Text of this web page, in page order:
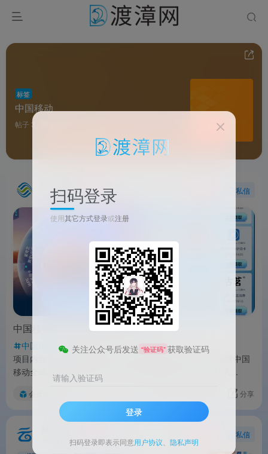
标签
中国移动
帖子 3
1个月前更新 2015次阅读
私信
中国移动全球通：领取视频会员月卡
中国移动
活动速览
项目内容活动名称中国移动全球通·领视频会员月卡活动品牌中国
移动全球通活动时间新一期（以活动页面显示为准）活动入...
会员线报 分享
1个月前更新 3012次阅读
私信
扫码登录
使用其它方式登录或注册
关注公众号后发送 “验证码” 获取验证码
请输入验证码
登录
扫码登录即表示同意用户协议 隐私声明